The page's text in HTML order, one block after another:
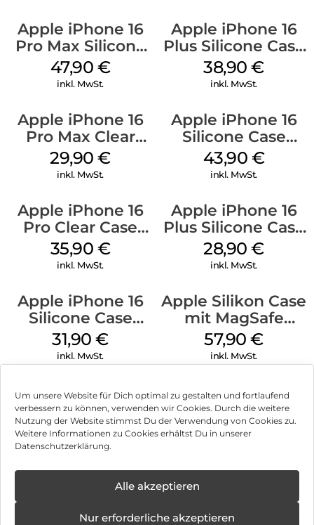
Um unsere Website für Dich optimal zu gestalten und fortlaufend
verbessern zu können, verwenden wir Cookies. Durch die weitere
Nutzung der Website stimmst Du der Verwendung von Cookies zu.
Weitere Informationen zu Cookies erhältst Du in unserer
Datenschutzerklärung.
Alle akzeptieren
Nur erforderliche akzeptieren
Apple iPhone 16
Pro Max Silicone
Case MagSafe
Black
47,90 €
inkl. MwSt.
Apple iPhone 16
Plus Silicone Case
MagSafe Denim
38,90€
inkl. MwSt.
Apple iPhone 16
Pro Max Clear
Case MagSafe
Transparent
29,90€
inkl. MwSt.
Apple iPhone 16
Silicone Case
MagSafe Plum
43,90 €
inkl. MwSt.
Apple iPhone 16
Pro Clear Case
MagSafe
Transparent
35,90 €
inkl. MwSt.
Apple iPhone 16
Plus Silicone Case
MagSafe Black
28,90€
inkl. MwSt.
Apple iPhone 16
Silicone Case
MagSafe Fuchsia
31,90€
inkl. MwSt.
Apple Silikon Case
mit MagSafe
iPhone 14 Pro
(PRODUCT)RED
57,90€
inkl. MwSt.
Impressum
Öffnungstage
Können wir Dir behilflich sein?